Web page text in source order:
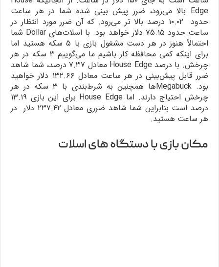
Edge بالا می‌رود، ضرر پیش بینی شده شما در هر ساعت
حدود ۱۰.۰۲ درصد بالا تر می‌رود. که آن ضرر مورد انتظار در
ساعت حدود ۷۵.۱۵ دلار خواهد بود. با اسلات‌های Dollar شما
احتمالاً هنوز در هر دست مشغول بازی با ۵ سکه هستید اما
برای اینکه کمی محافظه کار باشیم ما می‌گوییم ۳ سکه در هر
چرخش. با درصد House Edge معادل ۷.۳۷ درصد، شما شاهد
ضرر قابل پیش‌بینی در هر ساعت معادل ۱۳۲.۶۶ دلار خواهید
بود. Megabuckها همچنین به شرط‌بندی با ۳ سکه در هر
چرخش احتیاج دارند. اما House Edge برای این بازی ۱۳.۱۹
درصد است بنابراین شما شاهد ضرری معادل ۲۳۷.۴۲ دلار در
هر ساعت هستید.
مکان بازی با دستگاه های اسلات